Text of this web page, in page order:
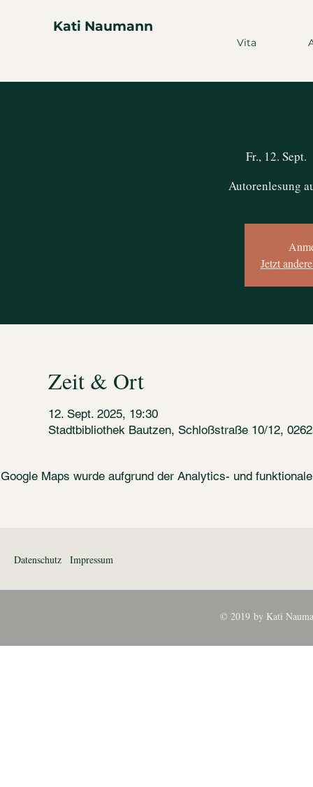
Kati Naumann
Vita
Fr., 12. Sept.
Autorenlesung
Jetzt
Zeit & Ort
12. Sept. 2025, 19:30
Stadtbibliothek Bautzen, Schloßstraße 10/12,
Google Maps wurde aufgrund der Analytics- und
Datenschutz Impressum
© 2019 by Kati